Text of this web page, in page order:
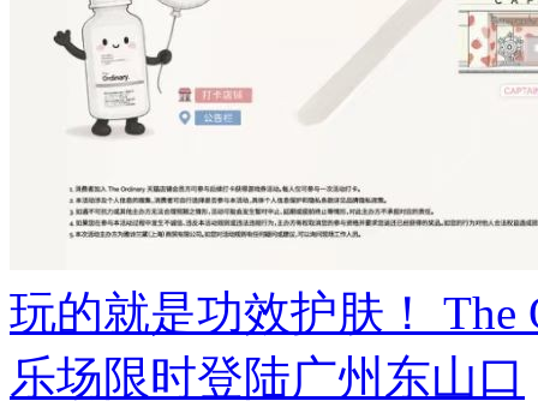
玩的就是功效护肤！ The
乐场限时登陆广州东山口